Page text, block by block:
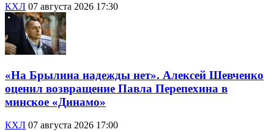
КХЛ 07 августа 2026 17:30
«На Брылина надежды нет». Алексей Шевченко
оценил возвращение Павла Перепехина в
минское «Динамо»
КХЛ 07 августа 2026 17:00